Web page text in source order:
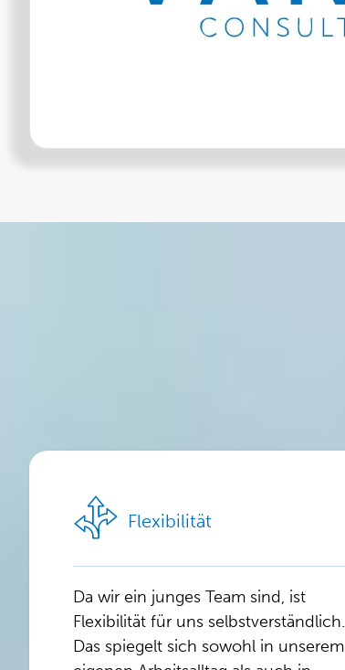
Flexibilität
Da wir ein junges Team sind, ist
Flexibilität für uns selbstverständlich.
Das spiegelt sich sowohl in unserem